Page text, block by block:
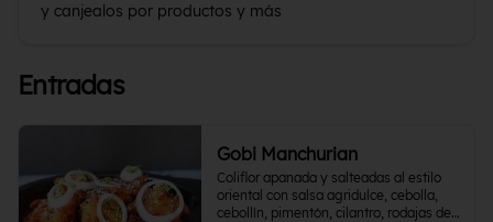
y canjealos por productos y más
Entradas
Gobi Manchurian
Coliflor apanada y salteadas al estilo
oriental con salsa agridulce, cebolla,
cebollín, pimentón, cilantro, rodajas de